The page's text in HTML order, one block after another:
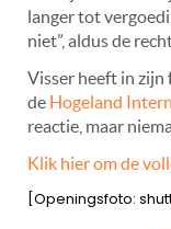
langer tot
niet”, aldus de
Visser heeft in
de Hogeland
reactie, maar
Klik hier om de
[Openingsfoto: